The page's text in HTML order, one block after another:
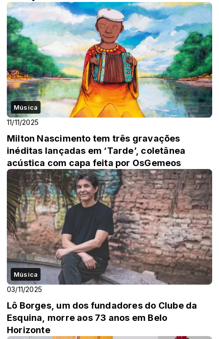
Música
11/11/2025
Milton Nascimento tem três gravações
inéditas lançadas em ‘Tarde’, coletânea
acústica com capa feita por OsGemeos
Música
03/11/2025
Lô Borges, um dos fundadores do Clube da
Esquina, morre aos 73 anos em Belo
Horizonte